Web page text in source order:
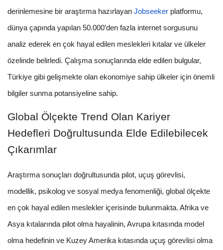
derinlemesine bir araştırma hazırlayan Jobseeker platformu,
dünya çapında yapılan 50.000’den fazla internet sorgusunu
analiz ederek en çok hayal edilen meslekleri kıtalar ve ülkeler
özelinde belirledi. Çalışma sonuçlarında elde edilen bulgular,
Türkiye gibi gelişmekte olan ekonomiye sahip ülkeler için önemli
bilgiler sunma potansiyeline sahip.
Global Ölçekte Trend Olan Kariyer
Hedefleri Doğrultusunda Elde Edilebilecek
Çıkarımlar
Araştırma sonuçları doğrultusunda pilot, uçuş görevlisi,
modellik, psikolog ve sosyal medya fenomenliği, global ölçekte
en çok hayal edilen meslekler içerisinde bulunmakta. Afrika ve
Asya kıtalarında pilot olma hayalinin, Avrupa kıtasında model
olma hedefinin ve Kuzey Amerika kıtasında uçuş görevlisi olma